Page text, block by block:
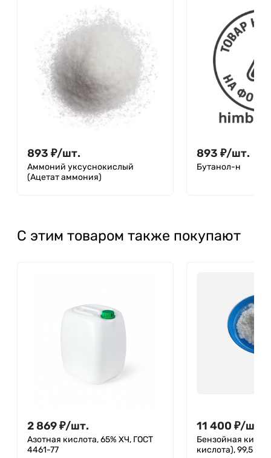
893 ₽/шт.
Аммоний уксуснокислый
(Ацетат аммония)
893 ₽/шт.
Бутанол-н
С этим товаром также покупают
2 869₽/шт.
Азотная кислота, 65% ХЧ, ГОСТ
4461-77
11 400 ₽/шт.
Бензойная
кислота), 99,5 %